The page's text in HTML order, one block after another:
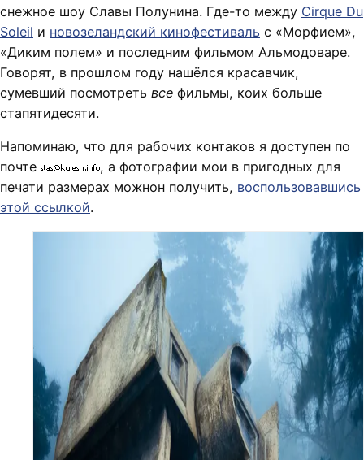
снежное шоу Славы Полунина. Где-то между Cirque Du
Soleil и новозеландский кинофестиваль с «Морфием»,
«Диким полем» и последним фильмом Альмодоваре.
Говорят, в прошлом году нашёлся красавчик,
сумевший посмотреть все фильмы, коих больше
стапятидесяти.
Напоминаю, что для рабочих контаков я доступен по
почте
, а фотографии мои в пригодных для
печати размерах можнон получить, воспользовавшись
этой ссылкой.